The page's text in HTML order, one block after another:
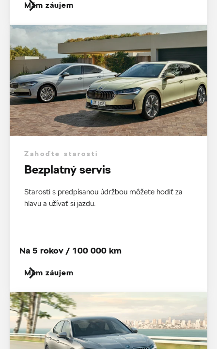
Mám záujem
Zahoďte starosti
Bezplatný servis
Starosti s predpísanou údržbou môžete hodiť za
hlavu a užívať si jazdu.
Mám záujem
Na 5 rokov / 100 000 km